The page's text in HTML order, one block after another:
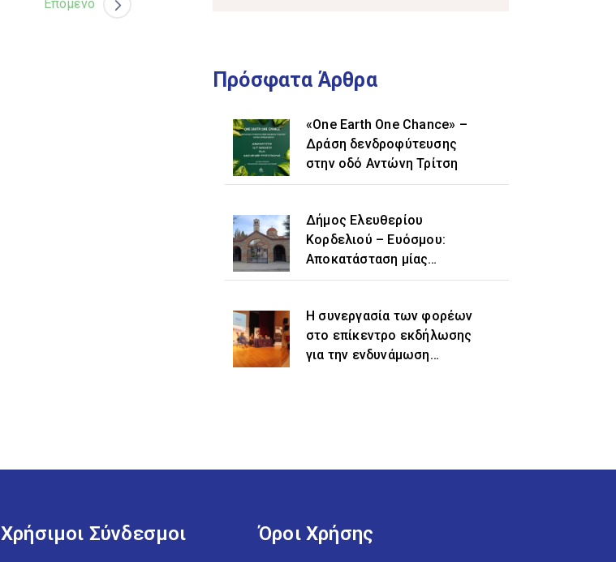
Επόμενο
Πρόσφατα Άρθρα
«One Earth One Chance» –
Δράση δενδροφύτευσης
στην οδό Αντώνη Τρίτση
Δήμος Ελευθερίου
Κορδελιού – Ευόσμου:
Αποκατάσταση μίας
ιστορικής αδικίας η
«Ελευθέριο» στην
ονομασία του δήμου
Η συνεργασία των φορέων
στο επίκεντρο εκδήλωσης
για την ενδυνάμωση
Χρήσιμοι Σύνδεσμοι Όροι Χρήσης